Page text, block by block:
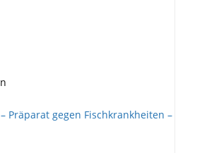
Präparat gegen Fischkrankheiten –